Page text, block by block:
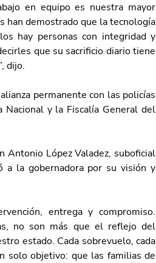
en equipo es nuestra mayor
han demostrado que la tecnología
hay personas con integridad y
que su sacrificio diario tiene
dijo.
permanente con las policías
y la Fiscalía General del
Antonio López Valadez, suboficial
a la gobernadora por su visión y
entrega y compromiso.
no son más que el reflejo del
estado. Cada sobrevuelo, cada
solo objetivo: que las familias de